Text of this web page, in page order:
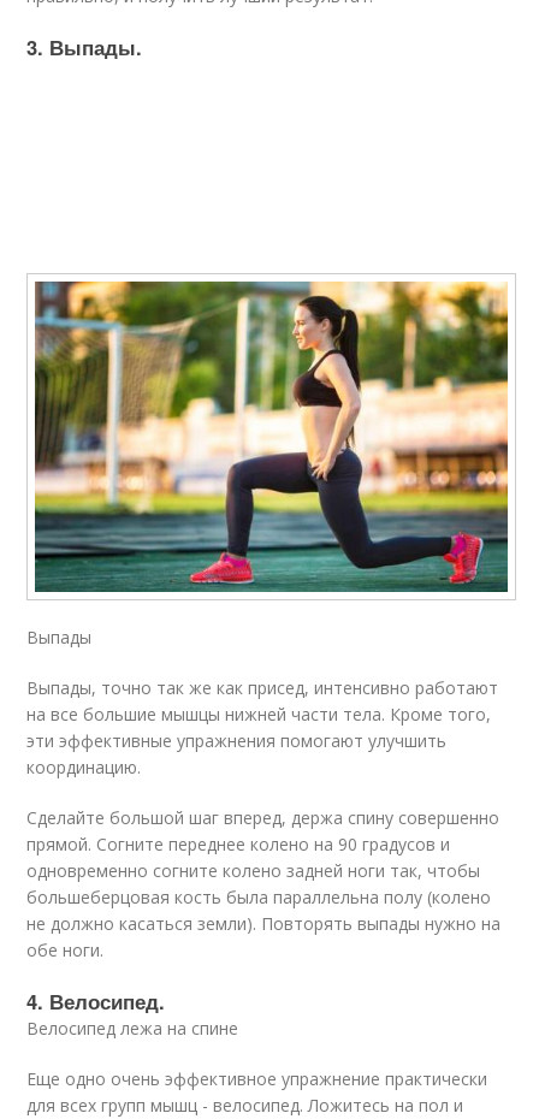
3. Выпады.
Выпады
Выпады, точно так же как присед, интенсивно работают
на все большие мышцы нижней части тела. Кроме того,
эти эффективные упражнения помогают улучшить
координацию.
Сделайте большой шаг вперед, держа спину совершенно
прямой. Согните переднее колено на 90 градусов и
одновременно согните колено задней ноги так, чтобы
большеберцовая кость была параллельна полу (колено
не должно касаться земли). Повторять выпады нужно на
обе ноги.
4. Велосипед.
Велосипед лежа на спине
Еще одно очень эффективное упражнение практически
для всех групп мышц - велосипед. Ложитесь на пол и